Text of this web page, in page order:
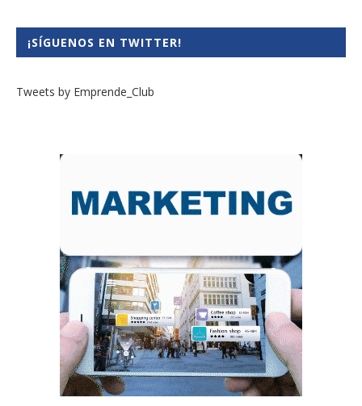
¡SÍGUENOS EN TWITTER!
Tweets by Emprende_Club